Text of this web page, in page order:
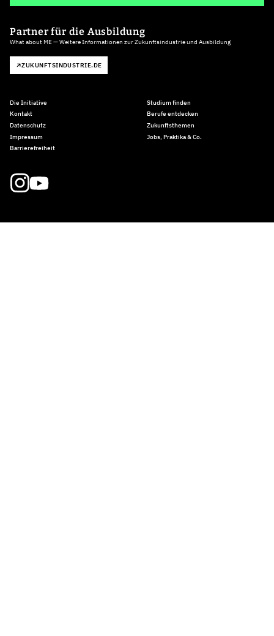
Partner für die Ausbildung
What about ME — Weitere Informationen zur Zukunftsindustrie und Ausbildung
ZUKUNFTSINDUSTRIE.DE
Die Initiative
Kontakt
Datenschutz
Impressum
Barrierefreiheit
Studium finden
Berufe entdecken
Zukunftsthemen
Jobs, Praktika & Co.